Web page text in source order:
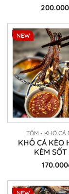
TÔM - KHÔ CÁ
KHÔ CÁ KÈO
KÈM SỐT
NEW